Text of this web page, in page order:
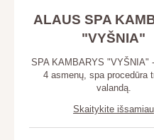
ALAUS SPA
"VYŠNIA"
SPA KAMBARYS "VYŠNIA"
4 asmenų, spa procedūra
valandą.
Skaitykite išsamiau